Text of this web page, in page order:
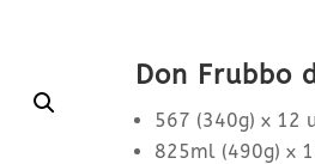
Don Frubbo
567 (340g) x 12
825ml (490g) x